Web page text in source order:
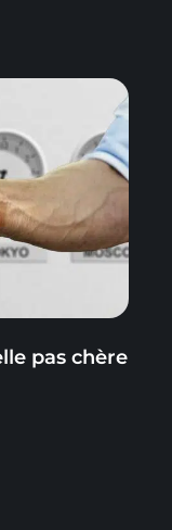
pas chère